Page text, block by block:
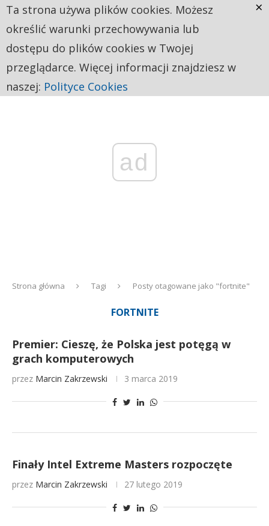
ad
Strona główna Tagi Posty otagowane jako "fortnite"
FORTNITE
Premier: Cieszę, że Polska jest potęgą w
grach komputerowych
przez Marcin Zakrzewski 3 marca 2019
Finały Intel Extreme Masters rozpoczęte
przez Marcin Zakrzewski 27 lutego 2019
Ta strona używa plików cookies. Możesz
określić warunki przechowywania lub
dostępu do plików cookies w Twojej
przeglądarce. Więcej informacji znajdziesz w
naszej: Polityce Cookies
×